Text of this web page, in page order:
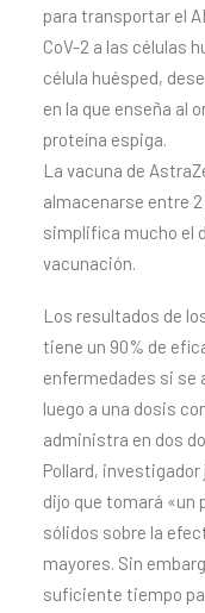
para transportar el
CoV-2 a las células
célula huésped,
en la que enseña al
proteína espiga.
La vacuna de
almacenarse entre
simplifica mucho el
vacunación.
Los resultados de
tiene un 90% de
enfermedades si se
luego a una dosis
administra en dos
Pollard, investigador
dijo que tomará «un
sólidos sobre la
mayores. Sin
suficiente tiempo